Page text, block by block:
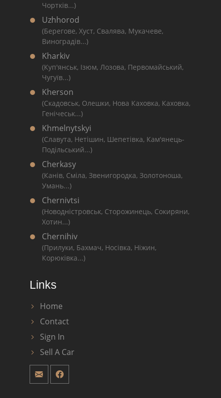
Чортків...)
Uzhhorod
(Берегове, Хуст, Свалява, Мукачеве,
Виноградів...)
Kharkiv
(Куп'янськ, Ізюм, Лозова, Первомайський,
Чугуїв...)
Kherson
(Скадовськ, Олешки, Нова Каховка, Каховка,
Генічеськ...)
Khmelnytskyi
(Славута, Нетішин, Шепетівка, Кам'янець-
Подільський...)
Cherkasy
(Канів, Сміла, Звенигородка, Золотоноша,
Умань...)
Chernivtsi
(Новодністровськ, Сторожинець, Сокиряни,
Хотин...)
Chernihiv
(Прилуки, Бахмач, Носівка, Ніжин,
Корюківка...)
Links
Home
Contact
Sign In
Sell A Car